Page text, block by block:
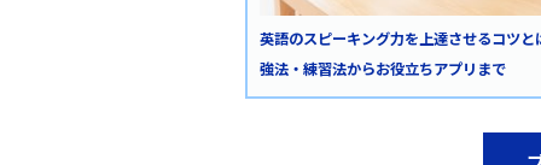
英語のスピーキング力を上達させるコツと
強法・練習法からお役立ちアプリまで